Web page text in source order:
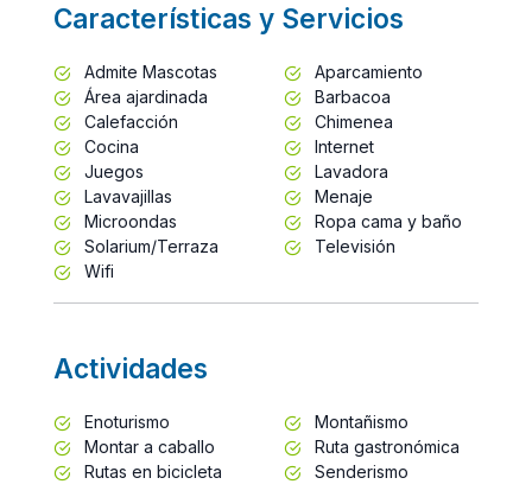
Características y Servicios
Admite Mascotas
Aparcamiento
Área ajardinada
Barbacoa
Calefacción
Chimenea
Cocina
Internet
Juegos
Lavadora
Lavavajillas
Menaje
Microondas
Ropa cama y baño
Solarium/Terraza
Televisión
Wifi
Actividades
Enoturismo
Montañismo
Montar a caballo
Ruta gastronómica
Rutas en bicicleta
Senderismo